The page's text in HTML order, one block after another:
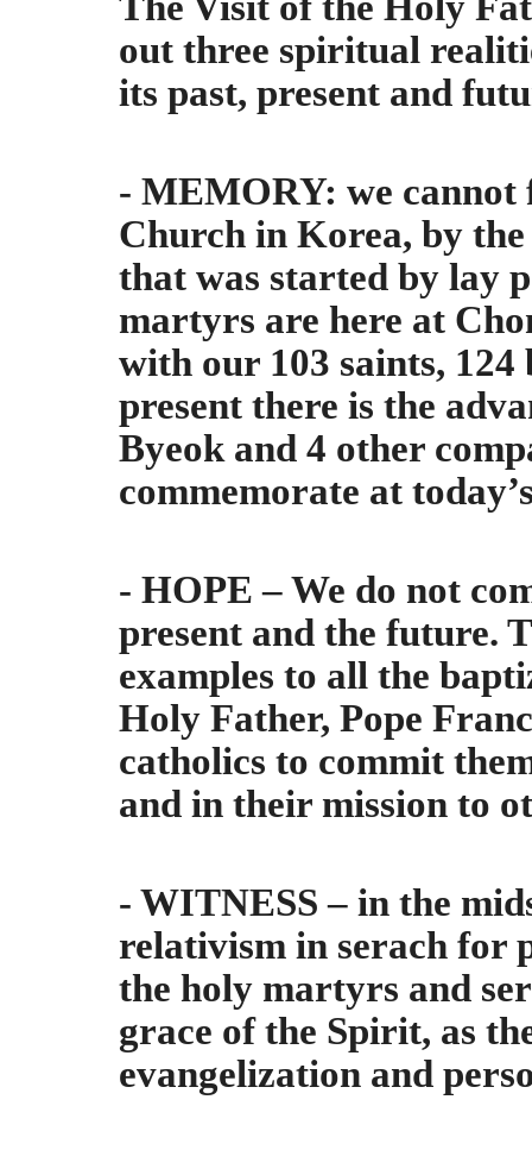
out three spiritual
its past, present and
- MEMORY: we
Church in Korea, by
that was started by lay
martyrs are here at
with our 103 saints,
present there is the
Byeok and 4 other
commemorate at
- HOPE – We do not
present and the future.
examples to all the
Holy Father, Pope
catholics to commit
and in their mission to
- WITNESS – in the
relativism in serach for
the holy martyrs and
grace of the Spirit, as
evangelization and